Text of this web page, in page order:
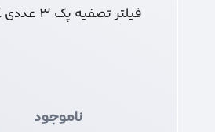
فیلتر تصفیه پک 3 عددی CCK
ناموجود